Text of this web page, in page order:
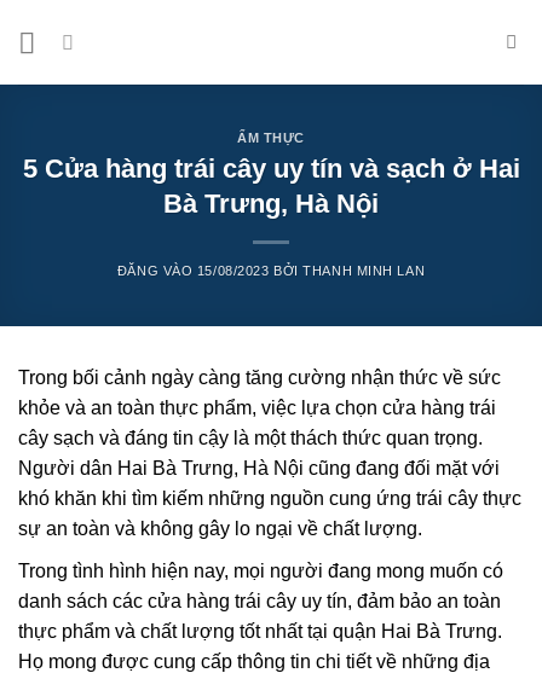
ẨM THỰC
5 Cửa hàng trái cây uy tín và sạch ở Hai
Bà Trưng, Hà Nội
ĐĂNG VÀO 15/08/2023 BỞITHANH MINH LAN
Trong bối cảnh ngày càng tăng cường nhận thức về sức
khỏe và an toàn thực phẩm, việc lựa chọn cửa hàng trái
cây sạch và đáng tin cậy là một thách thức quan trọng.
Người dân Hai Bà Trưng, Hà Nội cũng đang đối mặt với
khó khăn khi tìm kiếm những nguồn cung ứng trái cây thực
sự an toàn và không gây lo ngại về chất lượng.
Trong tình hình hiện nay, mọi người đang mong muốn có
danh sách các cửa hàng trái cây uy tín, đảm bảo an toàn
thực phẩm và chất lượng tốt nhất tại quận Hai Bà Trưng.
Họ mong được cung cấp thông tin chi tiết về những địa